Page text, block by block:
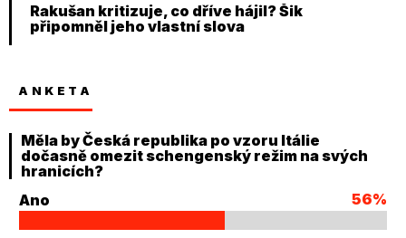
Rakušan kritizuje, co dříve hájil? Šik
připomněl jeho vlastní slova
ANKETA
Měla by Česká republika po vzoru Itálie
dočasně omezit schengenský režim na svých
hranicích?
Ano
56%